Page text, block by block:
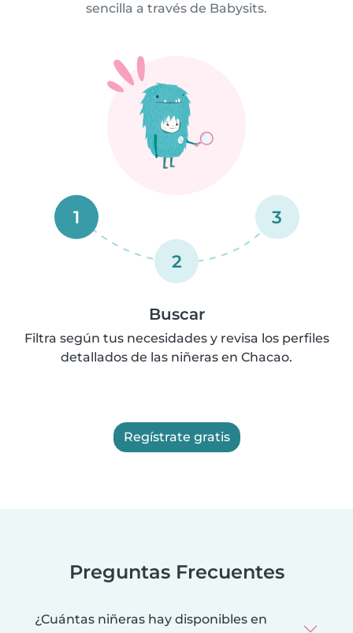
sencilla a través de Babysits.
1
2
3
Buscar
Filtra según tus necesidades y revisa los perfiles
detallados de las niñeras en Chacao.
Regístrate gratis
Preguntas Frecuentes
¿Cuántas niñeras hay disponibles en